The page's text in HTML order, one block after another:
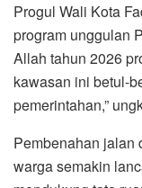
Progul Wali Kota
program unggulan
Allah tahun 2026
kawasan ini betul-
pemerintahan,”
Pembenahan jalan
warga semakin